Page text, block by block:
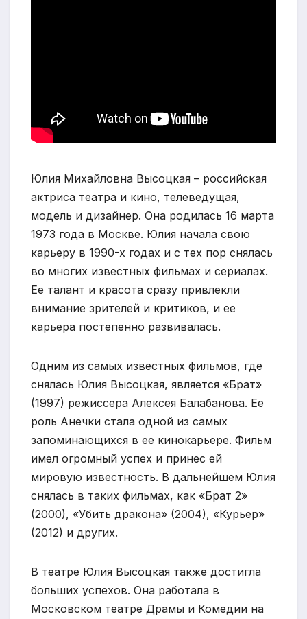
Юлия Михайловна Высоцкая – российская
актриса театра и кино, телеведущая,
модель и дизайнер. Она родилась 16 марта
1973 года в Москве. Юлия начала свою
карьеру в 1990-х годах и с тех пор снялась
во многих известных фильмах и сериалах.
Ее талант и красота сразу привлекли
внимание зрителей и критиков, и ее
карьера постепенно развивалась.
Одним из самых известных фильмов, где
снялась Юлия Высоцкая, является «Брат»
(1997) режиссера Алексея Балабанова. Ее
роль Анечки стала одной из самых
запоминающихся в ее кинокарьере. Фильм
имел огромный успех и принес ей
мировую известность. В дальнейшем Юлия
снялась в таких фильмах, как «Брат 2»
(2000), «Убить дракона» (2004), «Курьер»
(2012) и других.
В театре Юлия Высоцкая также достигла
больших успехов. Она работала в
Московском театре Драмы и Комедии на